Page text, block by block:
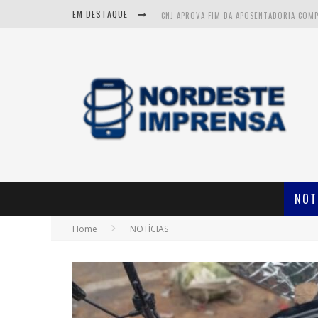
EM DESTAQUE CNJ APROVA FIM DA APOSENTADORIA
ITABAIANA: VÍTIMAS DE ACIDENTE FATAL
Home NOTÍCIAS